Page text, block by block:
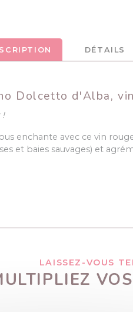
DÉTAILS
Dolcetto d'Alba,
!
enchante avec ce vin
et baies sauvages) et
LAISSEZ-VOUS